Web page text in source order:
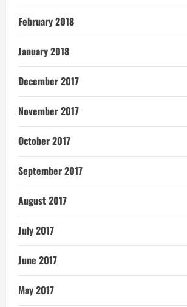
February 2018
January 2018
December 2017
November 2017
October 2017
September 2017
August 2017
July 2017
June 2017
May 2017